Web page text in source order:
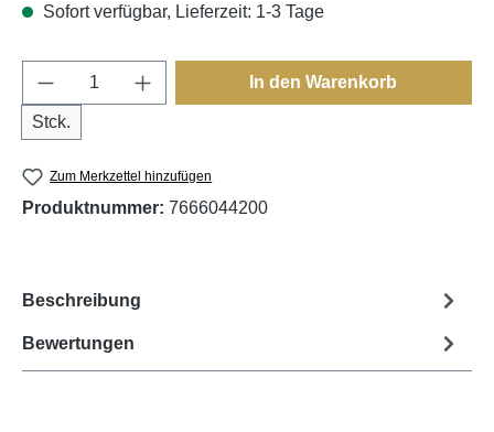
Sofort verfügbar, Lieferzeit: 1-3 Tage
Produkt Anzahl: Gib den gewünschten
Stck.
In den Warenkorb
Zum Merkzettel hinzufügen
Produktnummer: 7666044200
Beschreibung
Bewertungen